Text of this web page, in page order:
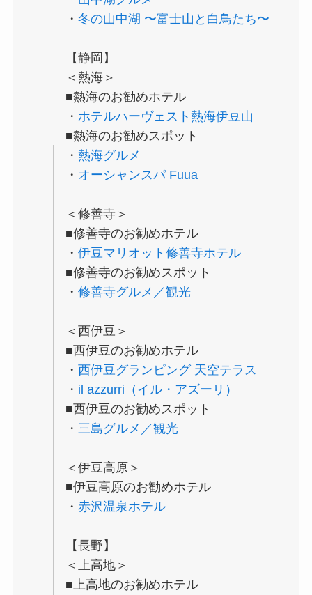
・冬の山中湖 〜富士山と白鳥たち〜
【静岡】
＜熱海＞
■熱海のお勧めホテル
・ホテルハーヴェスト熱海伊豆山
■熱海のお勧めスポット
・熱海グルメ
・ オーシャンスパ Fuua
＜修善寺＞
■修善寺のお勧めホテル
・伊豆マリオット修善寺ホテル
■修善寺のお勧めスポット
・修善寺グルメ／観光
＜西伊豆＞
■西伊豆のお勧めホテル
・西伊豆グランピング 天空テラス
・ il azzurri（イル・アズーリ）
■西伊豆のお勧めスポット
・三島グルメ／観光
＜伊豆高原＞
■伊豆高原のお勧めホテル
・赤沢温泉ホテル
【長野】
＜上高地＞
■上高地のお勧めホテル